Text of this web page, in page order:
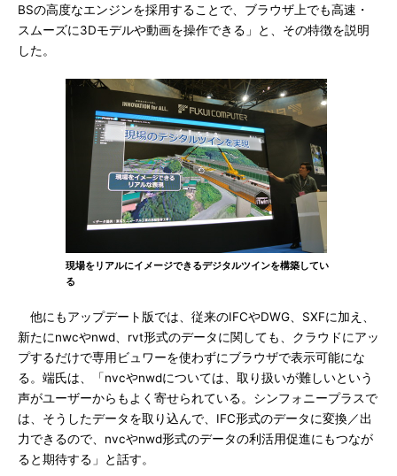
BSの高度なエンジンを採用することで、ブラウザ上でも高速・
スムーズに3Dモデルや動画を操作できる」と、その特徴を説明
した。
現場をリアルにイメージできるデジタルツインを構築してい
る
他にもアップデート版では、従来のIFCやDWG、SXFに加え、
新たにnwcやnwd、rvt形式のデータに関しても、クラウドにアッ
プするだけで専用ビュワーを使わずにブラウザで表示可能にな
る。端氏は、「nvcやnwdについては、取り扱いが難しいという
声がユーザーからもよく寄せられている。シンフォニープラスで
は、そうしたデータを取り込んで、IFC形式のデータに変換／出
力できるので、nvcやnwd形式のデータの利活用促進にもつなが
ると期待する」と話す。